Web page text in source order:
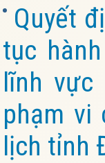
Quyết
tục
lĩnh vực
phạm vi
lịch tỉnh